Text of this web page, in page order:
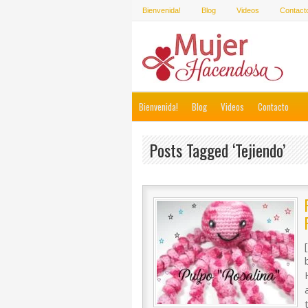
Bienvenida! Blog Videos
Bienvenida! Blog Videos Contacto
Posts Tagged ‘tejiendo’